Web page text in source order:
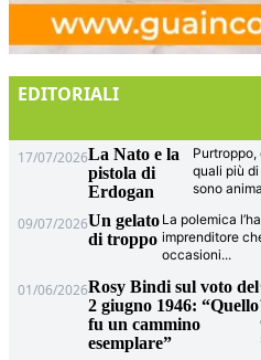
EDITORIALI
17/07/2026La Nato e la
pistola di
Erdogan
quali più
sono
09/07/2026Un gelato
di troppo
La polemica
imprenditore
occasioni...
01/06/2026Rosy Bindi sul voto del
2 giugno 1946: “Quello
fu un cammino
esemplare”